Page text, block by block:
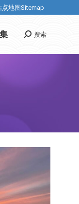
点地图Sitemap
Search:
搜索
点地图Sitemap
Search:
搜索